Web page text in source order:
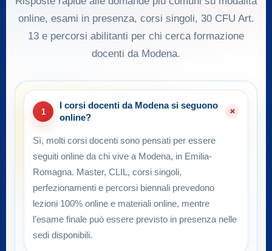
online, esami in presenza, corsi singoli, 30 CFU Art.
13 e percorsi abilitanti per chi cerca formazione
docenti da Modena.
1
I corsi docenti da Modena si seguono
online?
Sì, molti corsi docenti sono pensati per essere
seguiti online da chi vive a Modena, in Emilia-
Romagna. Master, CLIL, corsi singoli,
perfezionamenti e percorsi biennali prevedono
lezioni 100% online e materiali online, mentre
l’esame finale può essere previsto in presenza nelle
sedi disponibili.